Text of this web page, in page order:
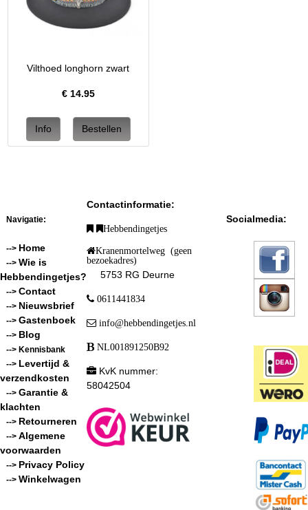
Vilthoed longhorn zwart
€ 14.95
Navigatie:
--> Home
--> Wie is
Hebbendingetjes?
--> Contact
--> Nieuwsbrief
--> Gastenboek
--> Blog
--> Kennisbank
--> Levertijd &
verzendkosten
--> Garantie &
klachten
--> Retourneren
--> Algemene
voorwaarden
--> Privacy Policy
--> Winkelwagen
Contactinformatie:
Hebbendingetjes
Kranenmortelweg (geen
bezoekadres)
5753 RG Deurne
0611441834
info@hebbendingetjes.nl
NL001891250B92
KvK nummer:
58042504
Socialmedia: